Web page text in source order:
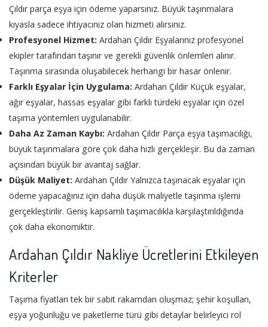
Çıldır parça eşya için ödeme yaparsınız. Büyük taşınmalara
kıyasla sadece ihtiyacınız olan hizmeti alırsınız.
Profesyonel Hizmet: Ardahan Çıldır Eşyalarınız profesyonel
ekipler tarafından taşınır ve gerekli güvenlik önlemleri alınır.
Taşınma sırasında oluşabilecek herhangi bir hasar önlenir.
Farklı Eşyalar İçin Uygulama: Ardahan Çıldır Küçük eşyalar,
ağır eşyalar, hassas eşyalar gibi farklı türdeki eşyalar için özel
taşıma yöntemleri uygulanabilir.
Daha Az Zaman Kaybı: Ardahan Çıldır Parça eşya taşımacılığı,
büyük taşınmalara göre çok daha hızlı gerçekleşir. Bu da zaman
açısından büyük bir avantaj sağlar.
Düşük Maliyet: Ardahan Çıldır Yalnızca taşınacak eşyalar için
ödeme yapacağınız için daha düşük maliyetle taşınma işlemi
gerçekleştirilir. Geniş kapsamlı taşımacılıkla karşılaştırıldığında
çok daha ekonomiktir.
Ardahan Çıldır Nakliye Ücretlerini Etkileyen
Kriterler
Taşıma fiyatları tek bir sabit rakamdan oluşmaz; şehir koşulları,
eşya yoğunluğu ve paketleme türü gibi detaylar belirleyici rol